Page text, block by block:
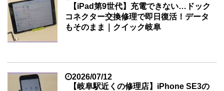
【iPad第9世代】充電できない…ドック
コネクター交換修理で即日復活！データ
もそのまま｜クイック岐阜
2026/07/12
【岐阜駅近くの修理店】iPhone SE3の